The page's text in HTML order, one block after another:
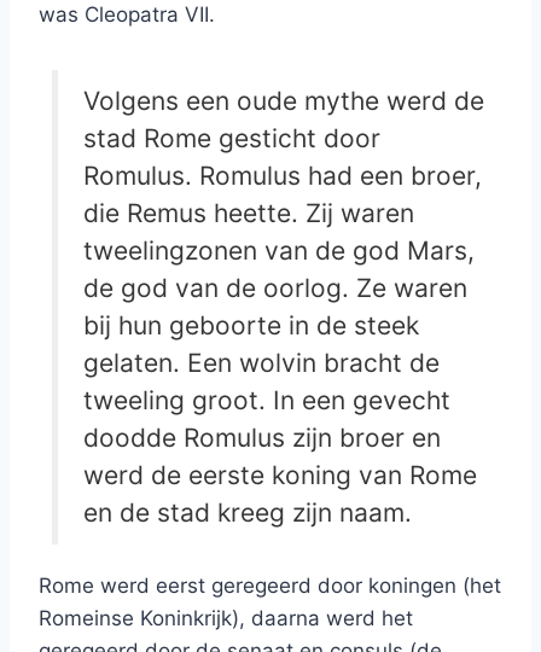
was Cleopatra VII.
Volgens een oude mythe werd de
stad Rome gesticht door
Romulus. Romulus had een broer,
die Remus heette. Zij waren
tweelingzonen van de god Mars,
de god van de oorlog. Ze waren
bij hun geboorte in de steek
gelaten. Een wolvin bracht de
tweeling groot. In een gevecht
doodde Romulus zijn broer en
werd de eerste koning van Rome
en de stad kreeg zijn naam.
Rome werd eerst geregeerd door koningen (het
Romeinse Koninkrijk), daarna werd het